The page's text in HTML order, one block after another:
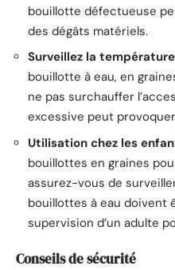
bouillotte défectueuse
des dégâts matériels.
Surveillez la température
bouillotte à eau, en
ne pas surchauffer
excessive peut
Utilisation chez les
bouillottes en graines
assurez-vous de
bouillottes à eau doivent
supervision d’un adulte
Conseils de sécurité